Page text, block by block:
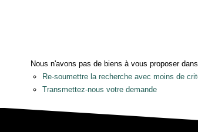
Nous n'avons pas de biens à vous proposer
Re-soumettre la recherche avec moins de
Transmettez-nous votre demande